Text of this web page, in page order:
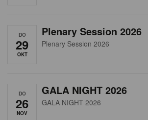
DO
29
OKT
Plenary Session 2026
Plenary Session 2026
DO
26
NOV
GALA NIGHT 2026
GALA NIGHT 2026